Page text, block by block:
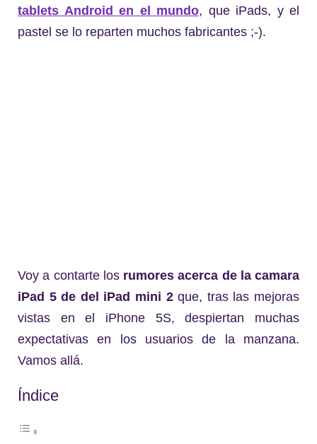
tablets Android en el mundo, que iPads, y el
pastel se lo reparten muchos fabricantes ;-).
Voy a contarte los rumores acerca de la camara
iPad 5 de del iPad mini 2que, tras las mejoras
vistas en el iPhone 5S, despiertan muchas
expectativas en los usuarios de la manzana.
Vamos allá.
Índice